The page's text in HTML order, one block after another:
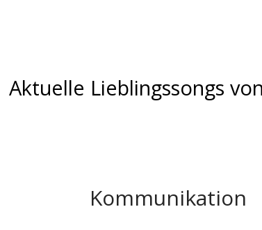
Aktuelle Lieblingssongs
Kommunikation